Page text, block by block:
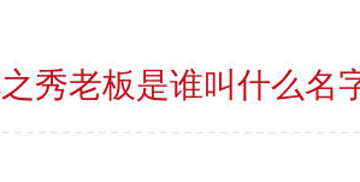
秀老板是谁叫什么名字？